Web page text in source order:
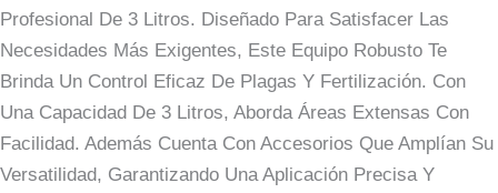
$ 66.373.$ 43.200.
Profesional De 3 Litros. Diseñado Para Satisfacer Las
Necesidades Más Exigentes, Este Equipo Robusto Te
Brinda Un Control Eficaz De Plagas Y Fertilización. Con
Una Capacidad De 3 Litros, Aborda Áreas Extensas Con
Facilidad. Además Cuenta Con Accesorios Que Amplían Su
Versatilidad, Garantizando Una Aplicación Precisa Y